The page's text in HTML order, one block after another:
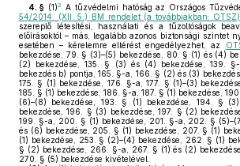
4. § (1)2
A tűzvédelmi hatóság az Országos
54/2014. (XII. 5.) BM rendelet (a továbbiakban:
szereplő létesítési, használati és a tűzoltóságok
előírásoktól – más, legalább azonos biztonsági szintet
esetében – kérelemre eltérést engedélyezhet, az
bekezdése, 79. § (3)–(5) bekezdése, 80. § (1) és (4)
(2) bekezdése, 135. § (3) és (4) bekezdése, 139.
bekezdés b) pontja, 165. §-a, 166. § (2) és (3)
175. § (1) bekezdése, 176. §-a, 177. § (1)–(3)
185. § (1) bekezdése, 186. §-a, 187. § (1) bekezdése,
(6)–(8) bekezdése, 193. § (1) bekezdése, 194. §
bekezdése, 196. § (3) bekezdése, 197. § (2)
199. §-a, 200. § (1) bekezdése, 201. §-a, 202. §
és (6) bekezdése, 205. § (1) bekezdése, 207. § (1)
(1) bekezdése, 253. § (2)–(4) bekezdése, 262. § (1)
§ (2) bekezdése, 266. §-a, 267. § (1) és (2)
270. § (5) bekezdése kivételével.